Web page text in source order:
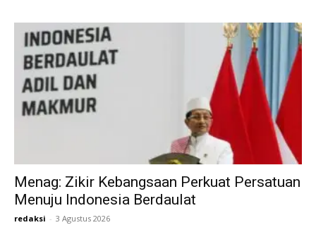
Menag: Zikir Kebangsaan Perkuat Persatuan
Menuju Indonesia Berdaulat
redaksi - 3 Agustus 2026